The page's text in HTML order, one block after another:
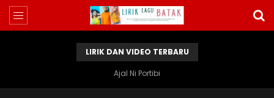
LIRIK DAN VIDEO TERBARU
Ajal Ni Portibi